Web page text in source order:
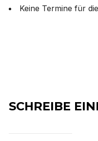
Keine Termine für
SCHREIBE